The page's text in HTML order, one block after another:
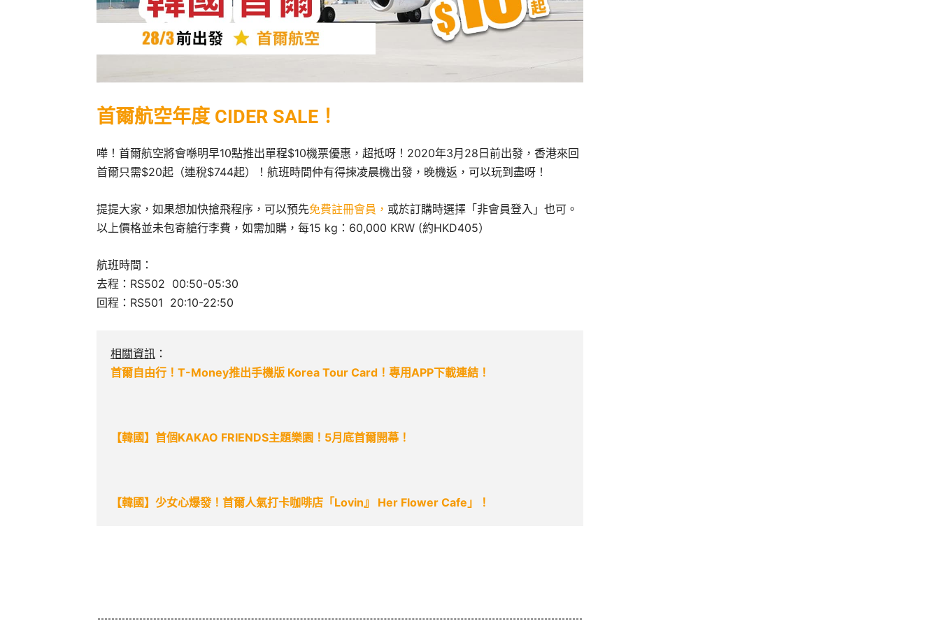
首爾航空年度 CIDER SALE！
嘩！首爾航空將會喺明早10點推出單程$10機票優惠，超抵呀！2020年3月28日前出發，香港來回
首爾只需$20起（連稅$744起）！航班時間仲有得揀凌晨機出發，晚機返，可以玩到盡呀！
提提大家，如果想加快搶飛程序，可以預先免費註冊會員， 或於訂購時選擇「非會員登入」也可。
以上價格並未包寄艙行李費，如需加購，每15 kg：60,000 KRW (約HKD405）
航班時間：
去程：RS502 00:50-05:30
回程：RS501 20:10-22:50
相關資訊 ：
首爾自由行！T-Money推出手機版 Korea Tour Card！專用APP下載連結！
【韓國】首個KAKAO FRIENDS主題樂園！5月底首爾開幕！
【韓國】少女心爆發！首爾人氣打卡咖啡店「Lovin』 Her Flower Cafe」！